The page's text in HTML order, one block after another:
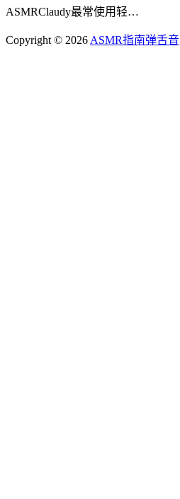
ASMRClaudy最常使用轻…
Copyright © 2026 ASMR指南弹舌音